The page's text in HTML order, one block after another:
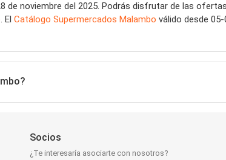
de noviembre del 2025. Podrás disfrutar de las
. El Catálogo Supermercados Malambo válido desde
Socios
¿Te interesaría asociarte con nosotros?